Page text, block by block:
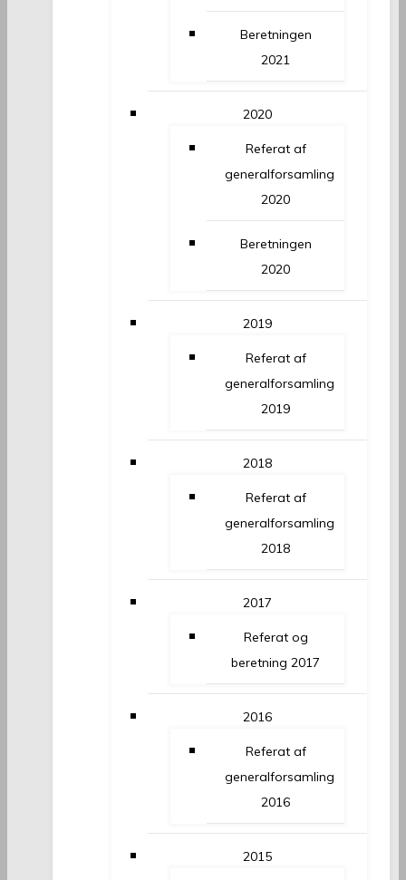
Beretningen
2021
2020
Referat af
generalforsamling
2020
Beretningen
2020
2019
Referat af
generalforsamling
2019
2018
Referat af
generalforsamling
2018
2017
Referat og
beretning 2017
2016
Referat af
generalforsamling
2016
2015